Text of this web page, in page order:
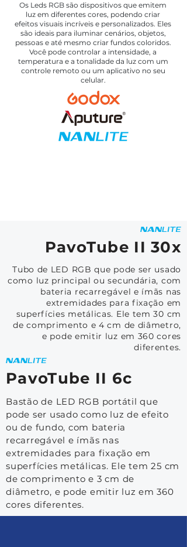
Os Leds RGB são dispositivos que emitem
luz em diferentes cores, podendo criar
efeitos visuais incríveis e personalizados. Eles
são ideais para iluminar cenários, objetos,
pessoas e até mesmo criar fundos coloridos.
Você pode controlar a intensidade, a
temperatura e a tonalidade da luz com um
controle remoto ou um aplicativo no seu
celular.
PavoTube II 30x
Tubo de LED RGB que pode ser usado
como luz principal ou secundária, com
bateria recarregável e ímãs nas
extremidades para fixação em
superfícies metálicas. Ele tem 30 cm
de comprimento e 4 cm de diâmetro,
e pode emitir luz em 360 cores
diferentes.
PavoTube II 6c
Bastão de LED RGB portátil que
pode ser usado como luz de efeito
ou de fundo, com bateria
recarregável e ímãs nas
extremidades para fixação em
superfícies metálicas. Ele tem 25 cm
de comprimento e 3 cm de
diâmetro, e pode emitir luz em 360
cores diferentes.